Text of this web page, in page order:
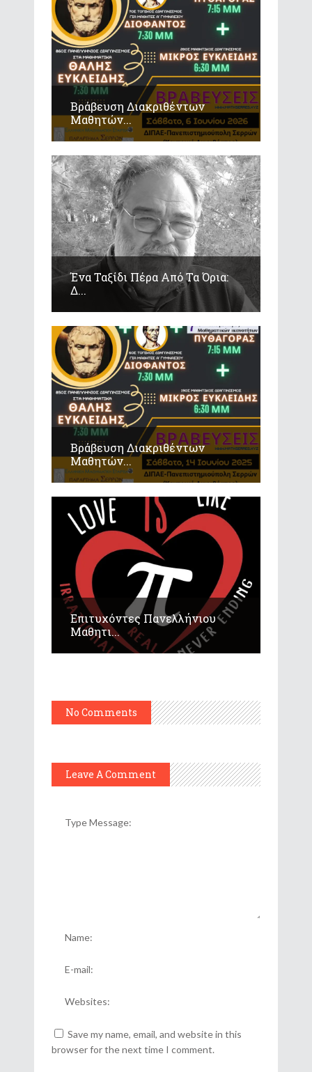
Βράβευση Διακριθέντων
Μαθητών...
Ένα Ταξίδι Πέρα Από Τα Όρια:
Δ...
Βράβευση Διακριθέντων
Μαθητών...
Επιτυχόντες Πανελλήνιου
Μαθητι...
No Comments
Leave A Comment
Save my name, email, and website in this
browser for the next time I comment.